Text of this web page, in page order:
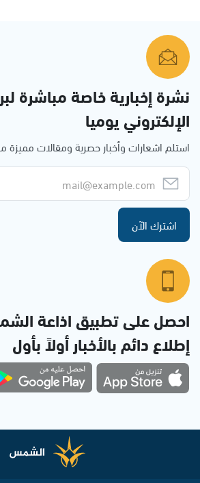
نشرة إخبارية خاصة مباشرة
الإلكتروني يوميا
استلم اشعارات وأخبار حصرية ومقالات
اشترك الآن
احصل على تطبيق اذاعة
إطلاع دائم بالأخبار أولاً بأول